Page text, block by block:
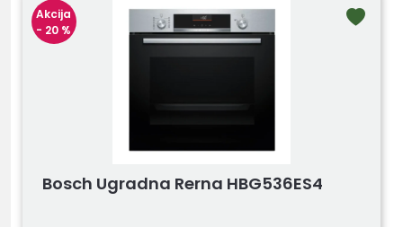
Akcija
- 20 %
Bosch Ugradna Rerna HBG536ES4